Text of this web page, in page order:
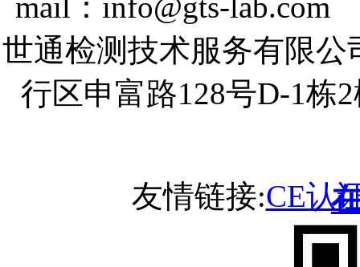
世通检测技术服务有限
行区申富路128号D-1
友情链接:CE认